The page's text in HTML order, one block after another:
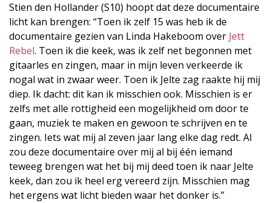
Stien den Hollander (S10) hoopt dat deze documentaire
licht kan brengen: “Toen ik zelf 15 was heb ik de
documentaire gezien van Linda Hakeboom over Jett
Rebel. Toen ik die keek, was ik zelf net begonnen met
gitaarles en zingen, maar in mijn leven verkeerde ik
nogal wat in zwaar weer. Toen ik Jelte zag raakte hij mij
diep. Ik dacht: dit kan ik misschien ook. Misschien is er
zelfs met alle rottigheid een mogelijkheid om door te
gaan, muziek te maken en gewoon te schrijven en te
zingen. Iets wat mij al zeven jaar lang elke dag redt. Al
zou deze documentaire over mij al bij één iemand
teweeg brengen wat het bij mij deed toen ik naar Jelte
keek, dan zou ik heel erg vereerd zijn. Misschien mag
het ergens wat licht bieden waar het donker is.”